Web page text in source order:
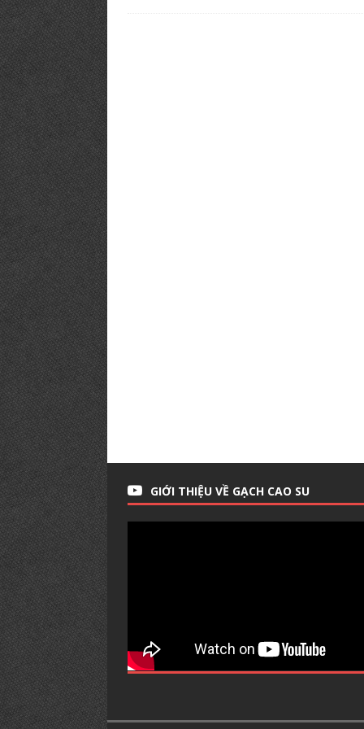
GIỚI THIỆU VỀ GẠCH CAO SU